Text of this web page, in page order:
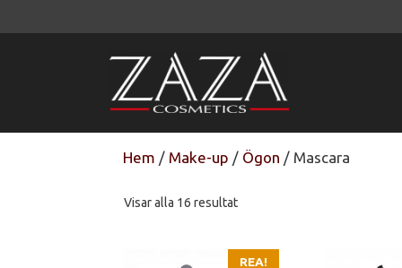
till
Hem / Make-up / Ögon / Mascara
Visar alla 16 resultatSortera
REA!